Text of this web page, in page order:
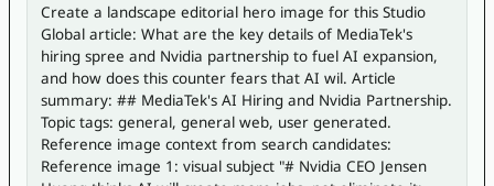
Create a landscape editorial hero image for this Studio
Global article: What are the key details of MediaTek's
hiring spree and Nvidia partnership to fuel AI expansion,
and how does this counter fears that AI wil. Article
summary: ## MediaTek's AI Hiring and Nvidia Partnership.
Topic tags: general, general web, user generated.
Reference image context from search candidates:
Reference image 1: visual subject "# Nvidia CEO Jensen